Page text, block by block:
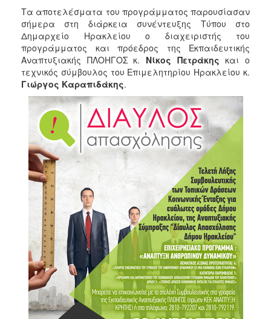
2011
2010
2006
ΠΟΛΙΤΙΣΜΟΣ
ΑΝΘΕΚΤΙΚΗ
Τα αποτελέσματα του προγράμματος παρουσίασαν
σήμερα στη διάρκεια συνέντευξης Τύπου στο
Δημαρχείο Ηρακλείου ο διαχειριστής του
προγράμματος και πρόεδρος της Εκπαιδευτικής
Αναπτυξιακής ΠΛΟΗΓΟΣ κ. Νίκος Πετράκης και ο
τεχνικός σύμβουλος του Επιμελητηρίου Ηρακλείου κ.
Γιώργος Καραπιδάκης.